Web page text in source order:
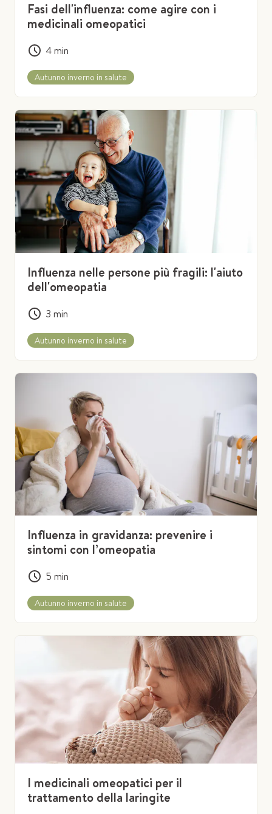
Fasi dell'influenza: come agire con i
medicinali omeopatici
4min
Autunno inverno in salute
Influenza nelle persone più fragili: l'aiuto
dell'omeopatia
3 min
Autunno inverno in salute
Influenza in gravidanza: prevenire i
sintomi con l’omeopatia
5 min
Autunno inverno in salute
I medicinali omeopatici per il
trattamento della laringite